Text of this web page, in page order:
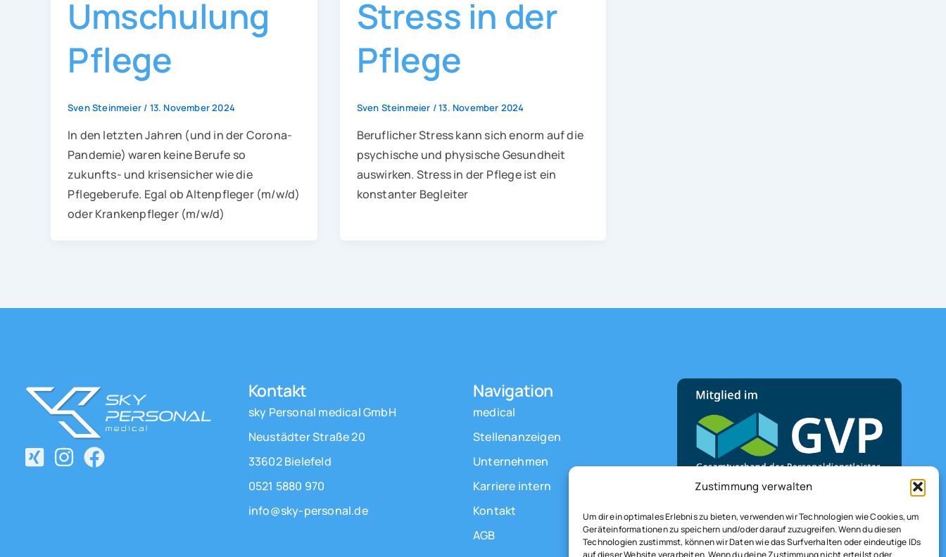
Zustimmung verwalten
Um dir ein optimales Erlebnis zu bieten, verwenden wir Technologien wie Cookies, um
Geräteinformationen zu speichern und/oder darauf zuzugreifen. Wenn du diesen
Technologien zustimmst, können wir Daten wie das Surfverhalten oder eindeutige IDs
auf dieser Website verarbeiten. Wenn du deine Zustimmung nicht erteilst oder
Umschulung
Pflege
Sven Steinmeier / 13. November 2024
In den letzten Jahren (und in der Corona-
Pandemie) waren keine Berufe so
zukunfts- und krisensicher wie die
Pflegeberufe. Egal ob Altenpfleger (m/w/d)
oder Krankenpfleger (m/w/d)
Stress in der
Pflege
Sven Steinmeier /13. November 2024
Beruflicher Stress kann sich enorm auf die
psychische und physische Gesundheit
auswirken. Stress in der Pflege ist ein
konstanter Begleiter
Kontakt
sky Personal medical GmbH
Neustädter Straße 20
33602 Bielefeld
0521 5880 970
info@sky-personal.de
Navigation
medical
Stellenanzeigen
Unternehmen
Karriere intern
Kontakt
AGB